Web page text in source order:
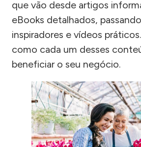
que vão desde artigos
eBooks detalhados,
inspiradores e vídeos
como cada um desses
beneficiar o seu negócio.